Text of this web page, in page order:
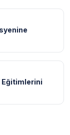
Eğitimlerini